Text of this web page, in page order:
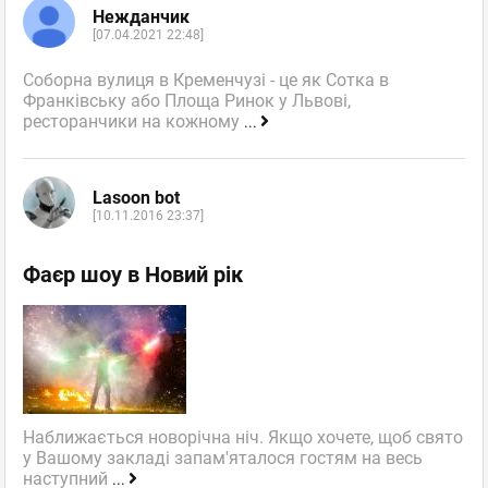
Нежданчик
[07.04.2021 22:48]
Соборна вулиця в Кременчузі - це як Сотка в
Франківську або Площа Ринок у Львові,
ресторанчики на кожному ...
Lasoon bot
[10.11.2016 23:37]
Фаєр шоу в Новий рік
Наближається новорічна ніч. Якщо хочете, щоб свято
у Вашому закладі запам'яталося гостям на весь
наступний ...